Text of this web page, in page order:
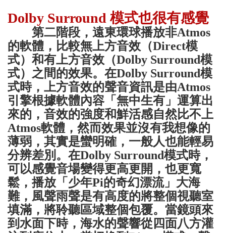
Dolby Surround 模式也很有感覺
第二階段，遠東環球播放非Atmos
的軟體，比較無上方音效（Direct模
式）和有上方音效（Dolby Surround模
式）之間的效果。在Dolby Surround模
式時，上方音效的聲音資訊是由Atmos
引擎根據軟體內容「無中生有」運算出
來的，音效的強度和鮮活感自然比不上
Atmos軟體，然而效果並沒有我想像的
薄弱，其實是蠻明確，一般人也能輕易
分辨差別。在Dolby Surround模式時，
可以感覺音場變得更高更開，也更寬
鬆，播放「少年Pi的奇幻漂流」大海
難，風聲雨聲是有高度的將整個視聽室
填滿，將聆聽區域整個包覆。當鏡頭來
到水面下時，海水的聲響從四面八方灌